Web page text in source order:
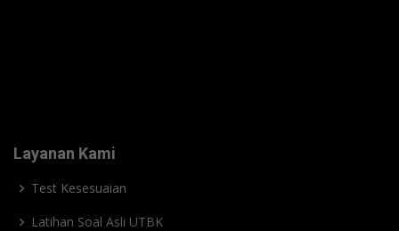
Layanan Kami
Test Kesesuaian
Latihan Soal Asli UTBK